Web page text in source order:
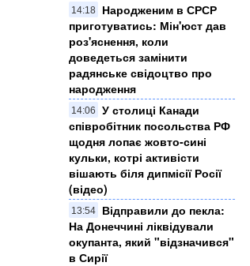
14:18
Народженим в СРСР
приготуватись: Мін'юст дав
роз'яснення, коли
доведеться замінити
радянське свідоцтво про
народження
14:06
У столиці Канади
співробітник посольства РФ
щодня лопає жовто-сині
кульки, котрі активісти
вішають біля дипмісії Росії
(відео)
13:54
Відправили до пекла:
На Донеччині ліквідували
окупанта, який "відзначився"
в Сирії